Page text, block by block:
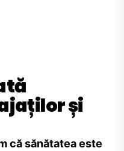
și
că sănătatea este